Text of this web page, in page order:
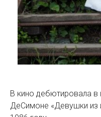
В кино дебютировала
ДеСимоне «Девушки из